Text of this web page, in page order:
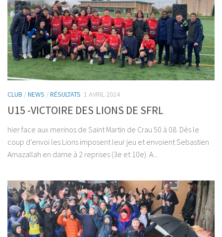
CLUB /NEWS /RÉSULTATS 1 AVRIL 2024
U15 -VICTOIRE DES LIONS DE SFRL
hier face aux merinos de Saint Martin de Crau 50 à 08. Dès le
coup d’envoi les Lions imposent leur jeu et envoient Sebastien
Amazallah en dame à 2 reprises (3e et 10e). A...